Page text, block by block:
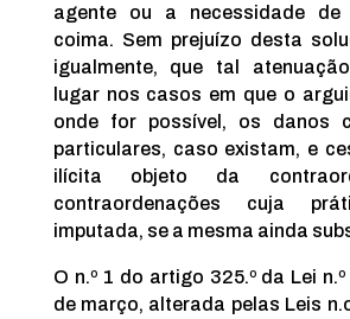
agente ou a necessidade de
coima. Sem prejuízo desta
igualmente, que tal
lugar nos casos em que o
onde for possível, os danos
particulares, caso existam, e
ilícita objeto da
contraordenações cuja
imputada, se a mesma ainda
O n.º 1 do artigo 325.º da Lei
de março, alterada pelas Leis